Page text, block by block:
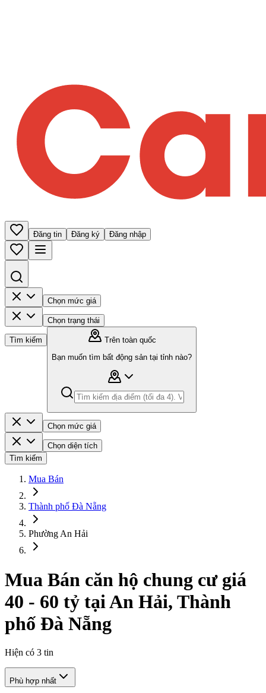
Đăng tin Đăng ký Đăng nhập
Chọn mức giá
Chọn trạng thái
Tìm kiếm
Trên toàn quốc
Bạn muốn tìm bất động sản tại tỉnh nào?
Chọn mức giá
Chọn diện tích
Tìm kiếm
Mua Bán
Thành phố Đà Nẵng
Phường An Hải
Mua Bán căn hộ chung cư giá
40 - 60 tỷ tại An Hải, Thành
phố Đà Nẵng
Hiện có 3 tin
Phù hợp nhất